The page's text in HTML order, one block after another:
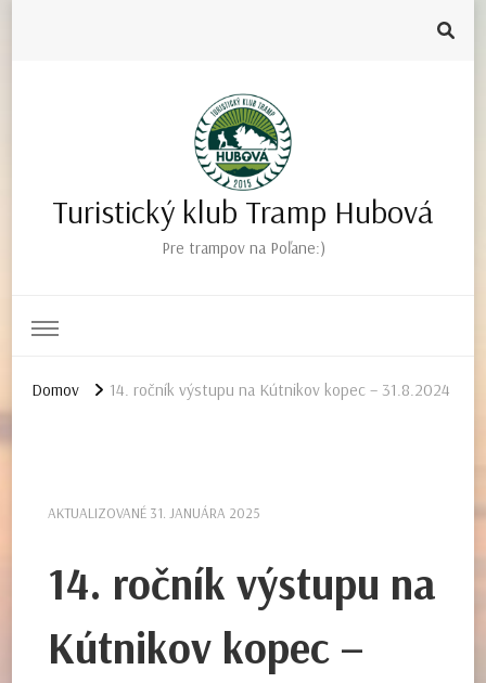
Turistický klub Tramp Hubová
Pre trampov na Poľane:)
Domov 14. ročník výstupu na Kútnikov kopec – 31.8.2024
AKTUALIZOVANÉ 31. JANUÁRA 2025
14. ročník výstupu na
Kútnikov kopec –